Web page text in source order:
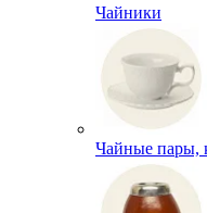
Чайники
Чайные пары,